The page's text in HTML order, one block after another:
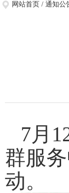
网站首页 / 通知公
7月
群服
动。